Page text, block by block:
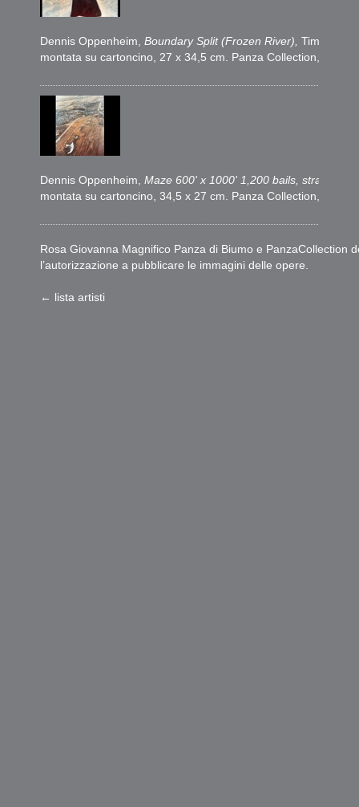
Dennis Oppenheim, Boundary Split (Frozen River), Time Zone
montata su cartoncino, 27 x 34,5 cm. Panza Collection,
Dennis Oppenheim, Maze 600' x 1000' 1,200 bails, straw,
montata su cartoncino, 34,5 x 27 cm. Panza Collection,
Rosa Giovanna Magnifico Panza di Biumo e PanzaCollection
l’autorizzazione a pubblicare le immagini delle opere.
← lista artisti